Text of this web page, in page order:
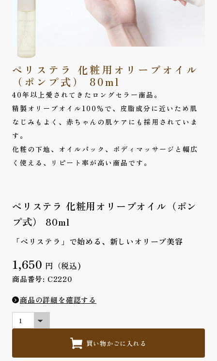
ペリステラ 化粧用オリーブオイル
（ポンプ式） 80ml
40年以上愛されてきたロングセラー商品。
精製オリーブオイル100％で、皮脂成分に近いため肌
なじみもよく、赤ちゃんの肌ケアにも採用されていま
す。
化粧の下地、オイルパック、ボディマッサージと幅広
く使える、リピート率が高い商品です。
ペリステラ 化粧用オリーブオイル（ポン
プ式） 80ml
「ペリステラ」で始める、新しいオリーブ美容
1,650 円（税込)
商品番号: C2220
商品の詳細を確認する
買い物かごに入れる